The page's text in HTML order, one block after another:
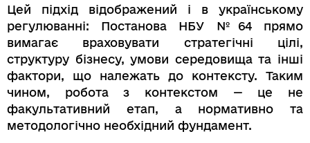
Цей підхід відображений і в українському
регулюванні: Постанова НБУ №64 прямо
вимагає враховувати стратегічні цілі,
структуру бізнесу, умови середовища та інші
фактори, що належать до контексту. Таким
чином, робота з контекстом — це не
факультативний етап, а нормативно та
методологічно необхідний фундамент.